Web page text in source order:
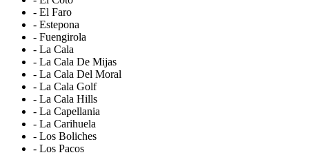
- El Faro
- Estepona
- Fuengirola
- La Cala
- La Cala De Mijas
- La Cala Del Moral
- La Cala Golf
- La Cala Hills
- La Capellania
- La Carihuela
- Los Boliches
- Los Pacos